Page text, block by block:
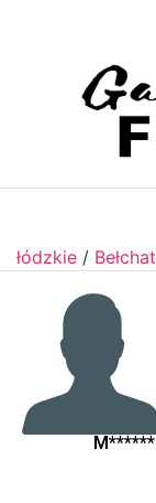
łódzkie /